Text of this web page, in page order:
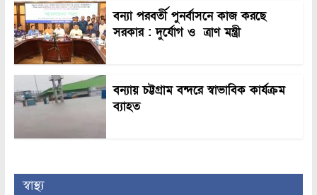
বন্যা পরবর্তী পুনর্বাসনে কাজ করছে
সরকার : দুর্যোগ ও ত্রাণ মন্ত্রী
বন্যায় চট্টগ্রাম বন্দরে স্বাভাবিক কার্যক্রম
ব্যাহত
স্বাস্থ্য